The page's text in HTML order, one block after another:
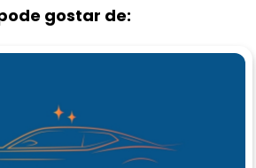
gostar de: